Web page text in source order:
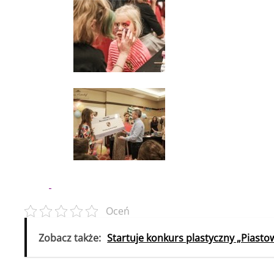
Oceń
Zobacz także: Startuje konkurs plastyczny